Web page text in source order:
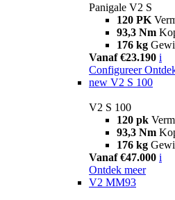
Panigale V2 S
120 PK
93,3 Nm
176 kg
Vanaf €23.190 i
Configureer
new V2 S 100
V2 S 100
120 pk
93,3 Nm
176 kg
Vanaf €47.000 i
Ontdek meer
V2 MM93